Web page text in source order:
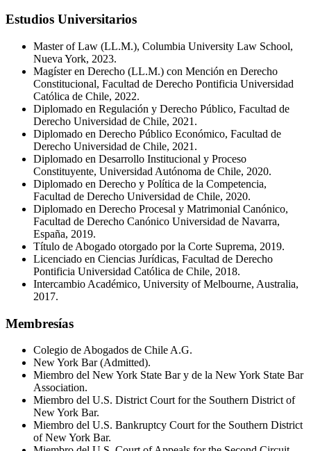
Estudios Universitarios
Master of Law (LL.M.), Columbia University Law School,
Nueva York, 2023.
Magíster en Derecho (LL.M.) con Mención en Derecho
Constitucional, Facultad de Derecho Pontificia Universidad
Católica de Chile, 2022.
Diplomado en Regulación y Derecho Público, Facultad de
Derecho Universidad de Chile, 2021.
Diplomado en Derecho Público Económico, Facultad de
Derecho Universidad de Chile, 2021.
Diplomado en Desarrollo Institucional y Proceso
Constituyente, Universidad Autónoma de Chile, 2020.
Diplomado en Derecho y Política de la Competencia,
Facultad de Derecho Universidad de Chile, 2020.
Diplomado en Derecho Procesal y Matrimonial Canónico,
Facultad de Derecho Canónico Universidad de Navarra,
España, 2019.
Título de Abogado otorgado por la Corte Suprema, 2019.
Licenciado en Ciencias Jurídicas, Facultad de Derecho
Pontificia Universidad Católica de Chile, 2018.
Intercambio Académico, University of Melbourne, Australia,
2017.
Membresías
Colegio de Abogados de Chile A.G.
New York Bar (Admitted).
Miembro del New York State Bar y de la New York State Bar
Association.
Miembro del U.S. District Court for the Southern District of
New York Bar.
Miembro del U.S. Bankruptcy Court for the Southern District
of New York Bar.